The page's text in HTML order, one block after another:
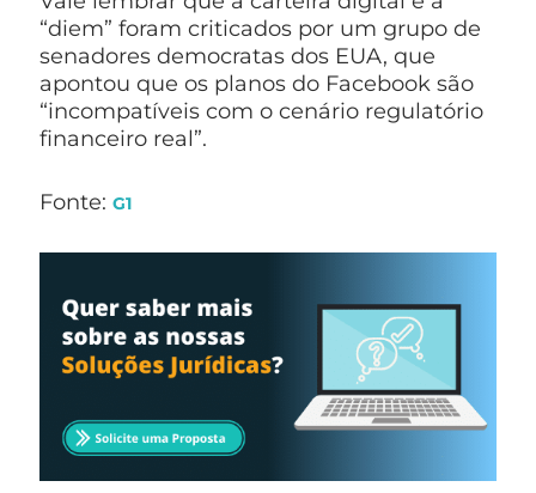
“diem” foram criticados por um grupo de
senadores democratas dos EUA, que
apontou que os planos do Facebook são
“incompatíveis com o cenário regulatório
financeiro real”.
Fonte: G1